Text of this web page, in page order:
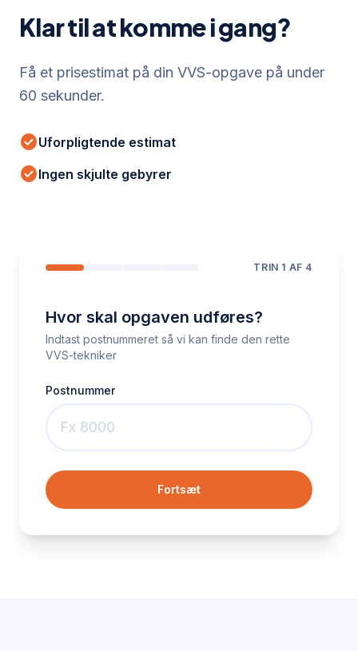
Klar til at komme i gang?
Få et prisestimat på din VVS-opgave på under
60 sekunder.
check_circleUforpligtende estimat
check_circleIngen skjulte gebyrer
TRIN 1 AF 4
Hvor skal opgaven udføres?
Indtast postnummeret så vi kan finde den rette
VVS-tekniker
Postnummer
Fortsæt